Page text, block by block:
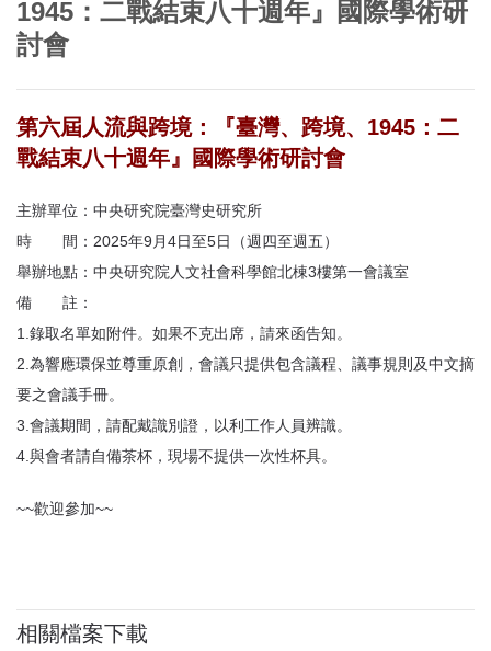
研
究
所-
首
頁
1945：二戰結束八十週年』國際學術研
討會
第六屆人流與跨境：『臺灣、跨境、1945：二
戰結束八十週年』國際學術研討會
主辦單位：中央研究院臺灣史研究所
時 間：2025年9月4日至5日（週四至週五）
舉辦地點：中央研究院人文社會科學館北棟3樓第一會議室
備 註：
1.錄取名單如附件。如果不克出席，請來函告知。
2.為響應環保並尊重原創，會議只提供包含議程、議事規則及中文摘
要之會議手冊。
3.會議期間，請配戴識別證，以利工作人員辨識。
4.與會者請自備茶杯，現場不提供一次性杯具。
~~歡迎參加~~
相關檔案下載